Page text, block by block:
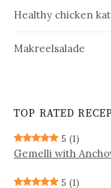
Healthy chicken
Makreelsalade
TOP RATED
5 (1)
Gemelli with
5 (1)